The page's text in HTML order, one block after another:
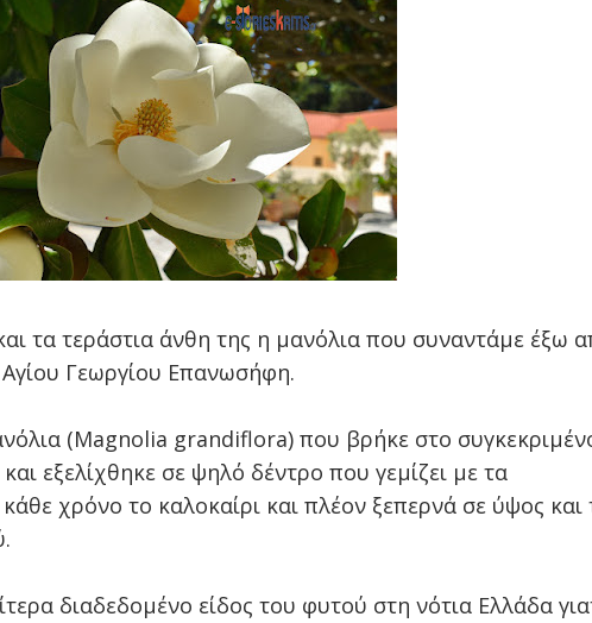
τα τεράστια άνθη της η μανόλια που συναντάμε έξω
Γεωργίου Επανωσήφη.
(Magnolia grandiflora) που βρήκε στο
εξελίχθηκε σε ψηλό δέντρο που γεμίζει με τα
χρόνο το καλοκαίρι και πλέον ξεπερνά σε ύψος και
διαδεδομένο είδος του φυτού στη νότια Ελλάδα